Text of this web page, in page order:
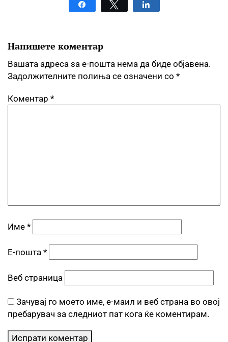
Tweet
Напишете коментар
Вашата адреса за е-пошта нема да биде објавена.
Задолжителните полиња се означени со *
Коментар *
Име *
Е-пошта *
Веб страница
Зачувај го моето име, е-маил и веб страна во овој
пребарувач за следниот пат кога ќе коментирам.